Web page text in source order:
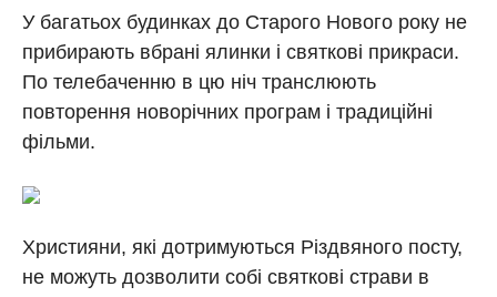
У багатьох будинках до Старого Нового року не
прибирають вбрані ялинки і святкові прикраси.
По телебаченню в цю ніч транслюють
повторення новорічних програм і традиційні
фільми.
Християни, які дотримуються Різдвяного посту,
не можуть дозволити собі святкові страви в